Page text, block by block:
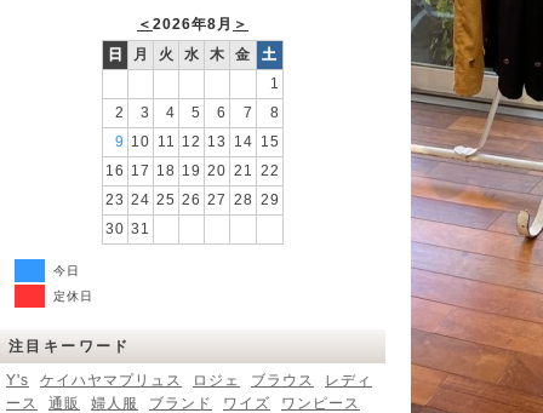
＜ 2026年8月 ＞
日
月 火 水 木 金
土
1
2
3 4 5 6 7
8
9 10 11 12 13 14 15
16 17 18 19 20 21 22
23 24 25 26 27 28 29
30 31
今日
定休日
注目キーワード
Y's
ケイハヤマプリュス ロジェ ブラウス
レディ
ース
通販 婦人服 ブランド ワイズ ワンピース